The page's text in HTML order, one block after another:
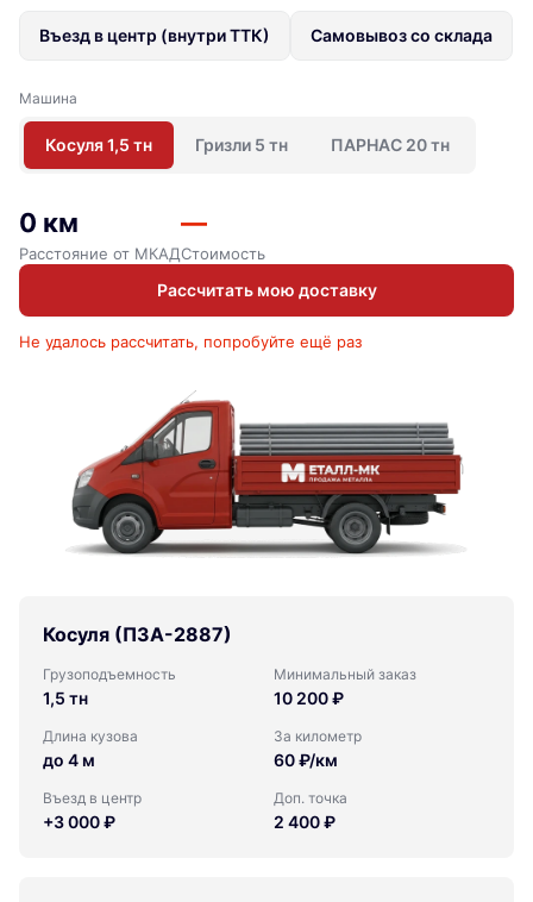
Въезд в центр (внутри ТТК) Самовывоз со склада
Машина
Косуля 1,5 тн Гризли 5 тн ПАРНАС 20 тн
0 км
Расстояние от МКАД
—
Стоимость
Рассчитать мою доставку
Не удалось рассчитать, попробуйте ещё раз
Косуля (ПЗА-2887)
Грузоподъемность
1,5 тн
Минимальный заказ
10 200 ₽
Длина кузова
до 4 м
За километр
60 ₽/км
Въезд в центр
+3 000 ₽
Доп. точка
2 400 ₽